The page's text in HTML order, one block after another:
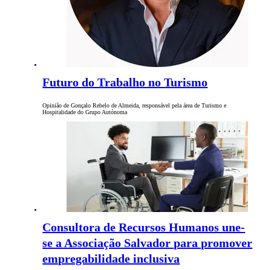
Futuro do Trabalho no Turismo
Opinião de Gonçalo Rebelo de Almeida, responsável pela área de Turismo e
Hospitalidade do Grupo Autónoma
Consultora de Recursos Humanos une-
se a Associação Salvador para promover
empregabilidade inclusiva